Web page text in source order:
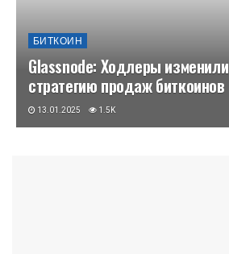
БИТКОИН
Glassnode: Ходлеры изменили
стратегию продаж биткоинов
13.01.2025 1.5K